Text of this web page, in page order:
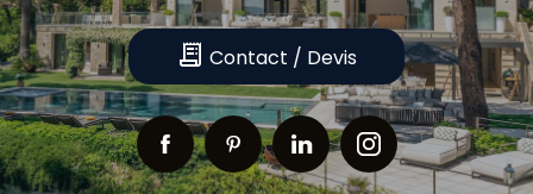
receipt_long Contact / Devis